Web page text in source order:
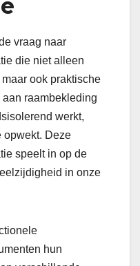
vraag naar
die niet alleen
ook praktische
raambekleding
werkt,
opwekt. Deze
speelt in op de
in onze
hun